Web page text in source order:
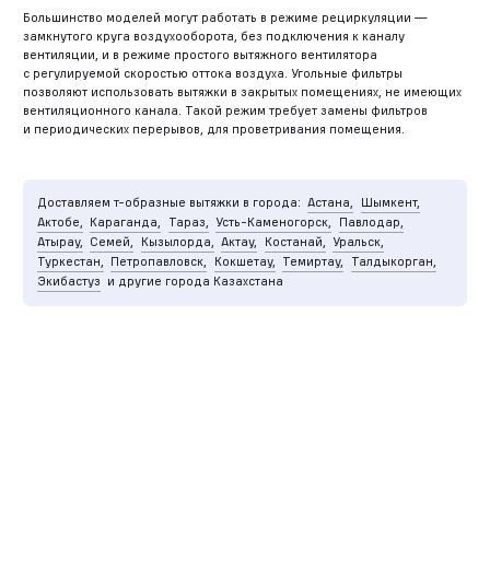
Большинство моделей могут работать в режиме рециркуляции —
замкнутого круга воздухооборота, без подключения к каналу
вентиляции, и в режиме простого вытяжного вентилятора
с регулируемой скоростью оттока воздуха. Угольные фильтры
позволяют использовать вытяжки в закрытых помещениях, не имеющих
вентиляционного канала. Такой режим требует замены фильтров
и периодических перерывов, для проветривания помещения.
Доставляем т-образные вытяжки в города: Астана,
Шымкент,
Актобе, Караганда, Тараз, Усть-Каменогорск,
Павлодар,
Атырау, Семей, Кызылорда, Актау, Костанай, Уральск,
Туркестан, Петропавловск, Кокшетау, Темиртау,
Талдыкорган,
Экибастуз и другие города Казахстана